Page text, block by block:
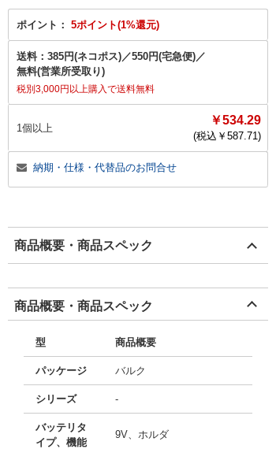
ポイント： 5ポイント(1%還元)
送料： 385円(ネコポス)／550円(宅急便)／
無料(営業所受取り)
税別3,000円以上購入で送料無料
1個以上
￥534.29
(税込￥ 587.71)
納期・仕様・代替品のお問合せ
商品概要・商品スペック
商品概要・商品スペック
型 商品概要
パッケージ バルク
シリーズ -
バッテリタ
イプ、機能
9V、ホルダ